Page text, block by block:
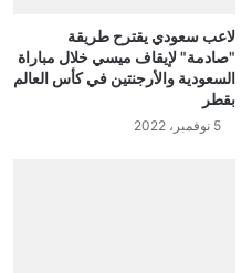
لاعب سعودي يقترح طريقة
"صادمة" لإيقاف ميسي خلال مباراة
السعودية والأرجنتين في كأس العالم
بقطر
5 نوفمبر، 2022